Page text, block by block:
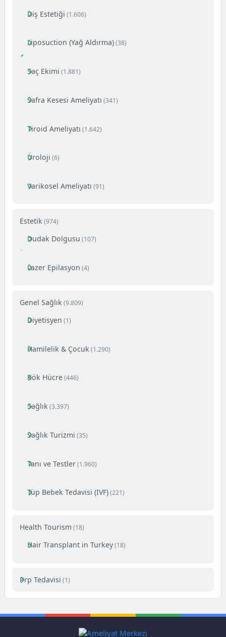
Diş Estetiği (1.606)
Liposuction (Yağ Aldırma)(38)
Saç Ekimi (1.881)
Safra Kesesi Ameliyatı (341)
Tiroid Ameliyatı (1.642)
Üroloji (6)
Varikosel Ameliyatı (91)
Estetik (974)
Dudak Dolgusu (107)
Lazer Epilasyon (4)
Genel Sağlık (9.809)
Diyetisyen (1)
Hamilelik & Çocuk (1.290)
Kök Hücre(446)
Sağlık (3.397)
Sağlık Turizmi (35)
Tanı ve Testler(1.960)
Tüp Bebek Tedavisi (IVF)(221)
Health Tourism (18)
Hair Transplant in Turkey(18)
Prp Tedavisi (1)